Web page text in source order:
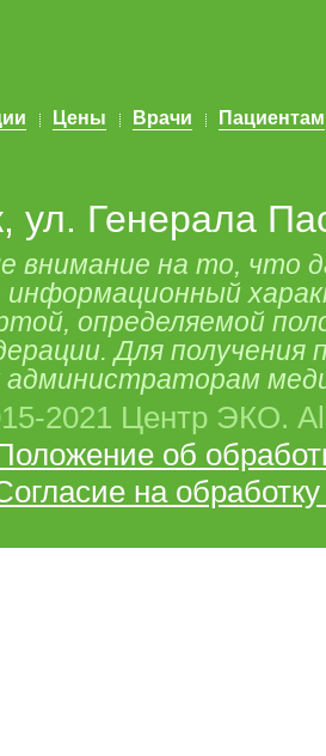
Цены Врачи Пациентам
ул. Генерала
внимание на то, что
определяемой
Для
2021 Центр ЭКО.
об
на